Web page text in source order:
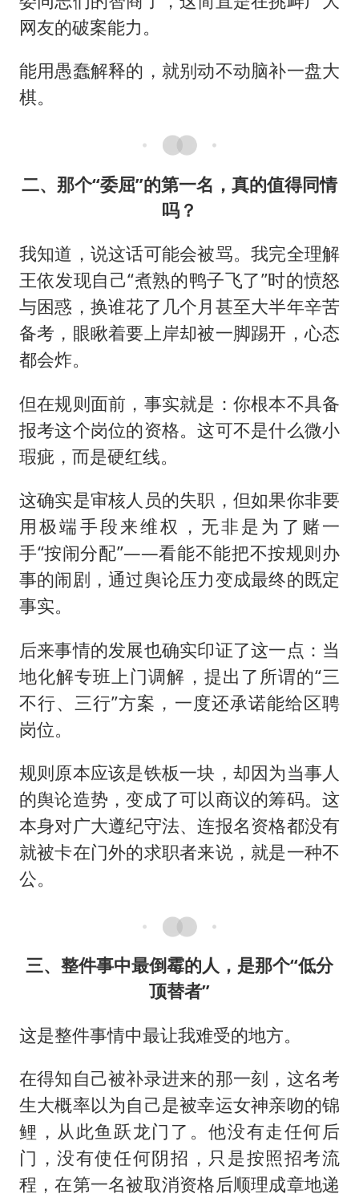
网友的破案能力。
能用愚蠢解释的，就别动不动脑补一盘大
棋。
二、那个“委屈”的第一名，真的值得同情
吗？
我知道，说这话可能会被骂。我完全理解
王依发现自己“煮熟的鸭子飞了”时的愤怒
与困惑，换谁花了几个月甚至大半年辛苦
备考，眼瞅着要上岸却被一脚踢开，心态
都会炸。
但在规则面前，事实就是：你根本不具备
报考这个岗位的资格。这可不是什么微小
瑕疵，而是硬红线。
这确实是审核人员的失职，但如果你非要
用极端手段来维权，无非是为了赌一
手“按闹分配”——看能不能把不按规则办
事的闹剧，通过舆论压力变成最终的既定
事实。
后来事情的发展也确实印证了这一点：当
地化解专班上门调解，提出了所谓的“三
不行、三行”方案，一度还承诺能给区聘
岗位。
规则原本应该是铁板一块，却因为当事人
的舆论造势，变成了可以商议的筹码。这
本身对广大遵纪守法、连报名资格都没有
就被卡在门外的求职者来说，就是一种不
公。
三、整件事中最倒霉的人，是那个“低分
顶替者”
这是整件事情中最让我难受的地方。
在得知自己被补录进来的那一刻，这名考
生大概率以为自己是被幸运女神亲吻的锦
鲤，从此鱼跃龙门了。他没有走任何后
门，没有使任何阴招，只是按照招考流
程，在第一名被取消资格后顺理成章地递